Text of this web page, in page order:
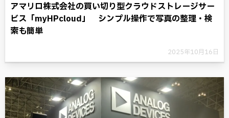
アマリロ株式会社の買い切り型クラウドストレージサー
ビス「myHPcloud」 シンプル操作で写真の整理・検
索も簡単
2025年10月16日